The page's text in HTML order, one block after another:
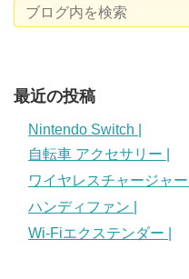
最近の投稿
Nintendo Switch |
自転車 アクセサリー |
ワイヤレスチャージャー |
ハンディファン |
Wi-Fiエクステンダー |